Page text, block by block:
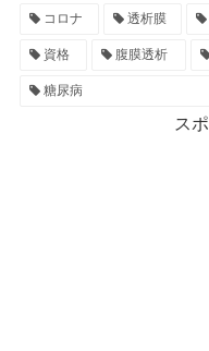
コロナ 透析膜
資格 腹膜透析
糖尿病
ス